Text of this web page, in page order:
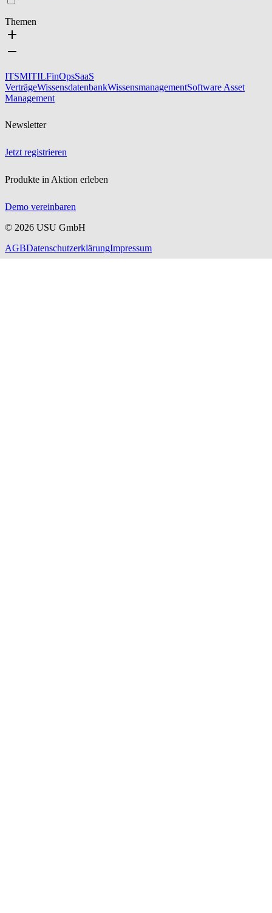
Themen
ITSMITILFinOpsSaaS
VerträgeWissensdatenbankWissensmanagementSoftware Asset
Management
Newsletter
Jetzt registrieren
Produkte in Aktion erleben
Demo vereinbaren
© 2026 USU GmbH
AGBDatenschutzerklärungImpressum